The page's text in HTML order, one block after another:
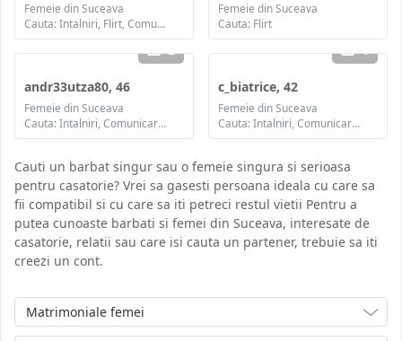
Femeie din Suceava
Cauta: Intalniri, Flirt, Comunicare / chat, Prietenie, Casatorie
Femeie din Suceava
Cauta: Flirt
2
andr33utza80, 46
Femeie din Suceava
Cauta: Intalniri, Comunicare / chat, Prietenie, Casatorie
1
c_biatrice, 42
Femeie din Suceava
Cauta: Intalniri, Comunicare / chat, Prietenie, Casatorie
Cauti un barbat singur sau o femeie singura si serioasa
pentru casatorie? Vrei sa gasesti persoana ideala cu care sa
fii compatibil si cu care sa iti petreci restul vietii Pentru a
putea cunoaste barbati si femei din Suceava, interesate de
casatorie, relatii sau care isi cauta un partener, trebuie sa iti
creezi un cont.
Matrimoniale femei